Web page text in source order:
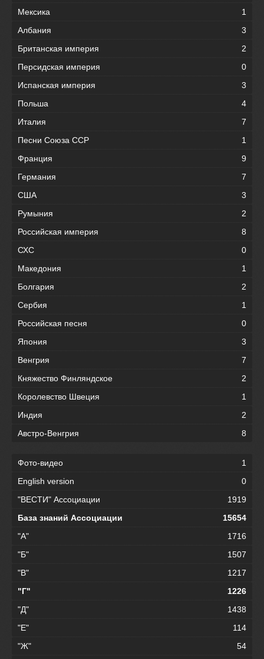
Мексика
1
Албания
3
Британская империя
2
Персидская империя
0
Испанская империя
3
Польша
4
Италия
7
Песни Союза ССР
1
Франция
9
Германия
7
США
3
Румыния
2
Российская империя
8
СХС
0
Македония
1
Болгария
2
Сербия
1
Российская песня
0
Япония
3
Венгрия
7
Княжество Финляндское
2
Королевство Швеция
1
Индия
2
Австро-Венгрия
8
Фото-видео
1
English version
0
"ВЕСТИ" Ассоциации
1919
База знаний Ассоциации
15654
"А"
1716
"Б"
1507
"В"
1217
"Г"
1226
"Д"
1438
"Е"
114
"Ж"
54